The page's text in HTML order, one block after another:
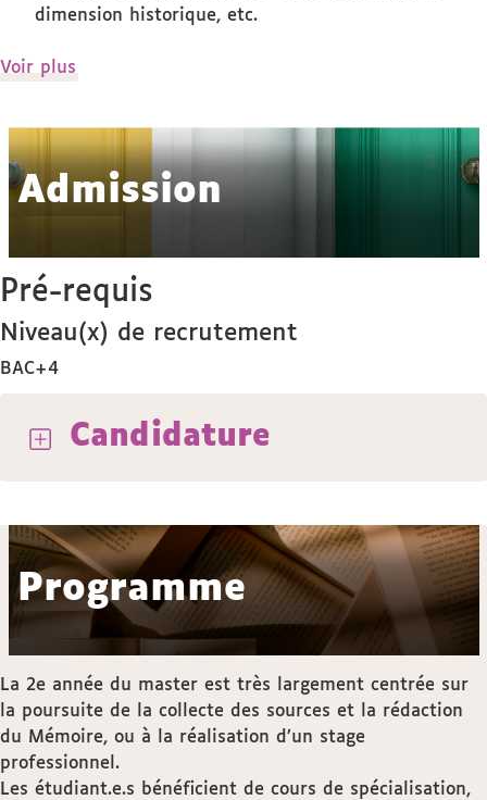
dimension historique, etc.
Voir plus
Admission
Pré-requis
Niveau(x) de recrutement
BAC+4
Candidature
Programme
La 2e année du master est très largement centrée sur
la poursuite de la collecte des sources et la rédaction
du Mémoire, ou à la réalisation d’un stage
professionnel.
Les étudiant.e.s bénéficient de cours de spécialisation,